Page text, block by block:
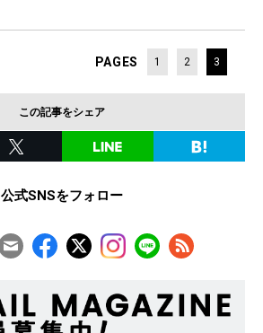
PAGES 1 2 3
この記事をシェア
公式SNSをフォロー